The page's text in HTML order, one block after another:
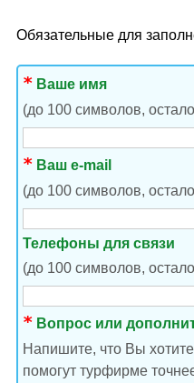
Обязательные для
Ваше имя
(до 100 символов,
Ваш e-mail
(до 100 символов,
Телефоны для связи
(до 100 символов,
Вопрос или
Напишите, что Вы
помогут турфирме